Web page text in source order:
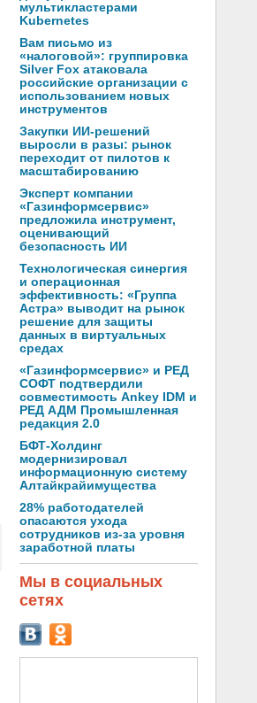
мультикластерами
Kubernetes
Вам письмо из
«налоговой»: группировка
Silver Fox атаковала
российские организации с
использованием новых
инструментов
Закупки ИИ-решений
выросли в разы: рынок
переходит от пилотов к
масштабированию
Эксперт компании
«Газинформсервис»
предложила инструмент,
оценивающий
безопасность ИИ
Технологическая синергия
и операционная
эффективность: «Группа
Астра» выводит на рынок
решение для защиты
данных в виртуальных
средах
«Газинформсервис» и РЕД
СОФТ подтвердили
совместимость Ankey IDM и
РЕД АДМ Промышленная
редакция 2.0
БФТ-Холдинг
модернизировал
информационную систему
Алтайкрайимущества
28% работодателей
опасаются ухода
сотрудников из-за уровня
заработной платы
Мы в социальных
сетях